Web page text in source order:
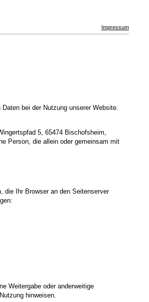
Impressum
bei der Nutzung unserer Website.
5, 65474 Bischofsheim,
Person, die allein oder gemeinsam mit
die Ihr Browser an den Seitenserver
Weitergabe oder anderweitige
hinweisen.